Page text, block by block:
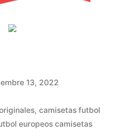
13, 2022
, camisetas futbol
europeos camisetas